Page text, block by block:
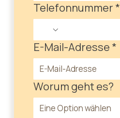
Telefonnummer *
E-Mail-Adresse *
Worum geht es?